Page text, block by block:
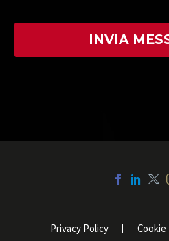
Privacy Policy Cookie